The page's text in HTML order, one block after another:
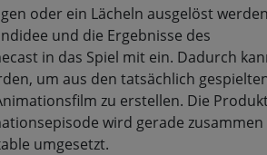
oder ein Lächeln ausgelöst
und die Ergebnisse des
in das Spiel mit ein. Dadurch
um aus den tatsächlich
zu erstellen. Die
wird gerade
umgesetzt.